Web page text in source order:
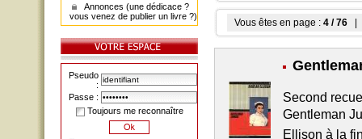
Annonces (une dédicace ?
vous venez de publier un livre ?)
Pseudo
:
Passe :
Toujours me reconnaître
Vous êtes en page : 4 / 76
Second
Gentleman
Ellison à la